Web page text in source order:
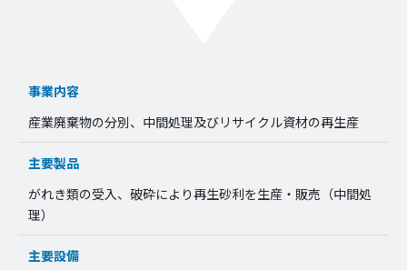
事業内容
産業廃棄物の分別、中間処理及びリサイクル資材の再生産
主要製品
がれき類の受入、破砕により再生砂利を生産・販売（中間処
理）
主要設備